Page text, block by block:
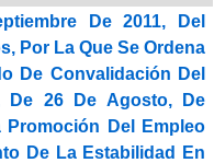
De 2011, Del
Por La Que Se Ordena
De Convalidación Del
De 26 De Agosto, De
Promoción Del Empleo
De La Estabilidad En